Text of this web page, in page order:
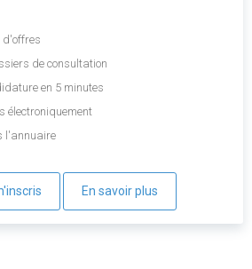
d'offres
de consultation
en 5 minutes
électroniquement
l'annuaire
En savoir plus